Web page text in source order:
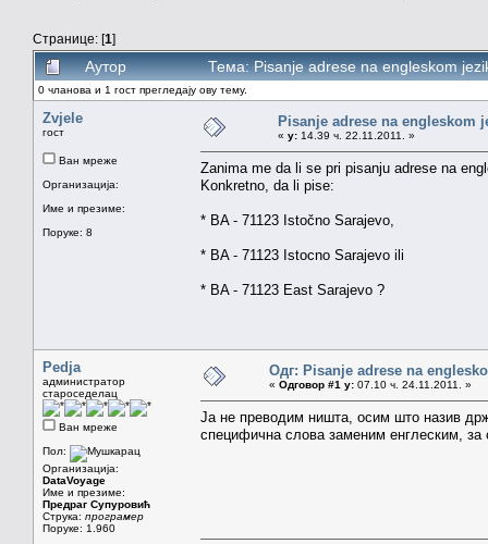
Странице: [1]
Аутор Тема: Pisanje adrese na engleskom
0 чланова и 1 гост прегледају ову тему.
Zvjele
гост
Ван мреже
Организација:
Име и презиме:
Поруке: 8
Pisanje adrese na engleskom
« у: 14.39 ч. 22.11.2011. »
Zanima me da li se pri pisanju adrese na
Konkretno, da li pise:
* BA - 71123 Istočno Sarajevo,
* BA - 71123 Istocno Sarajevo ili
* BA - 71123 East Sarajevo ?
Pedja
администратор
староседелац
Ван мреже
Пол:
Организација:
DataVoyage
Име и презиме:
Предраг Супуровић
Струка: програмер
Поруке: 1.960
Одг: Pisanje adrese na
« Одговор #1 у: 07.10 ч. 24.11.2011. »
Ја не преводим ништа, осим што назив
специфична слова заменим енглеским,